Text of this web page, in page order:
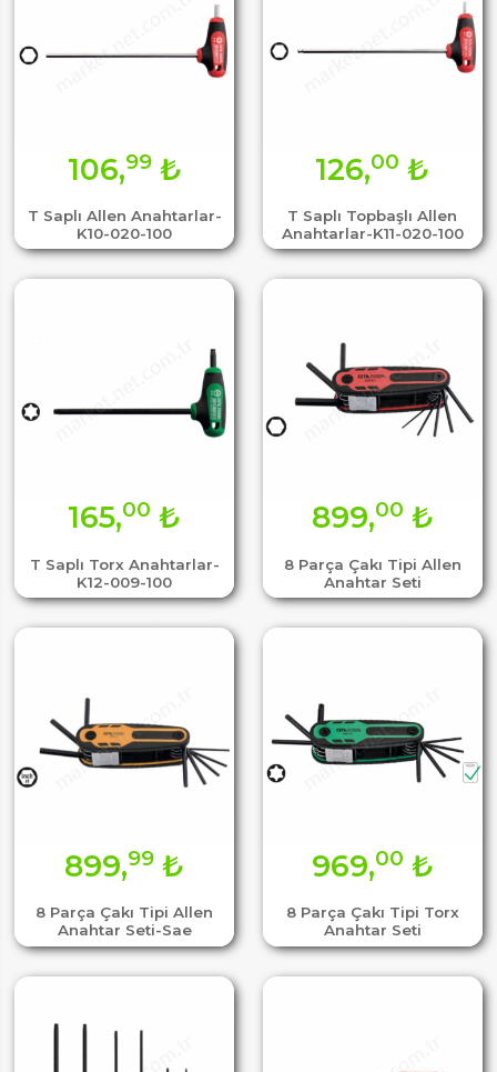
T Saplı Allen Anahtarlar-
K10-020-100
106,99₺
T Saplı Topbaşlı Allen
Anahtarlar-K11-020-100
126,00 ₺
T Saplı Torx Anahtarlar-
K12-009-100
165,00 ₺
8 Parça Çakı Tipi Allen
Anahtar Seti
899,00 ₺
8 Parça Çakı Tipi Allen
Anahtar Seti-Sae
899,99 ₺
8 Parça Çakı Tipi Torx
Anahtar Seti
969,00 ₺